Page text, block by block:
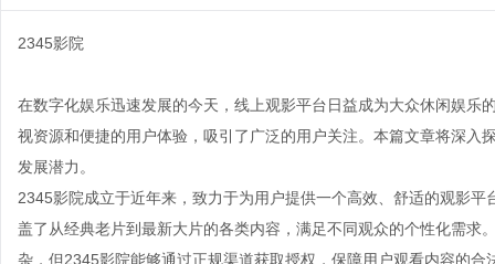
2345影院
在数字化娱乐迅速发展的今天，线上观影平台日益成为大众休闲娱
视资源和便捷的用户体验，吸引了广泛的用户关注。本篇文章将深
发展潜力。
2345影院成立于近年来，致力于为用户提供一个高效、舒适的观影
盖了从经典老片到最新大片的各类内容，满足不同观众的个性化需
杂，但2345影院能够通过正规渠道获取授权，保障用户观看内容的合